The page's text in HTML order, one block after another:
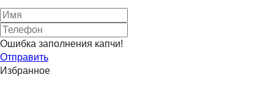
Ошибка заполнения капчи!
Отправить
Избранное